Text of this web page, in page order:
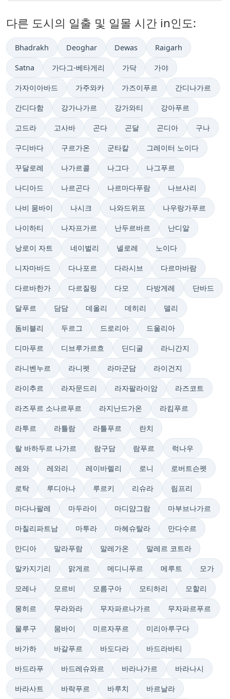
다른 도시의 일출 및 일몰 시간 in인도:
Bhadrakh Deoghar Dewas Raigarh
Satna 가다그-베타게리 가닥 가야
가자이아바드 가주와카 가즈이푸르 간디나가르
간디다함 강가나가르 강가와티 강아푸르
고드라 고사바 곤다 곤달 곤디아 구나
구디바다 구르가온 군타칼 그레이터 노이다
꾸달로레 나가르콜 나그다 나그푸르
나디아드 나르곤다 나르마다푸람 나브사리
나비 뭄바이 나시크 나와드위프 나우랑가푸르
나이하티 나자프가르 난두르바르 난디알
낭로이 자트 네이벌리 넬로레 노이다
니자마바드 다나포르 다라시브 다르마바람
다르바한가 다르질링 다모 다방게레 단바드
달푸르 담담 데올리 데히리 델리
돔비블리 두르그 드로리아 드울리아
디마푸르 디브루가르흐 딘디굴 라니간지
라니벤누르 라니펫 라마군담 라이건지
라이추르 라자문드리 라자팔라이암 라즈코트
라즈푸르 소나르푸르 라지난드가온 라킴푸르
라투르 라틀람 라틀푸르 란치
랄 바하두르 나가르 람구담 람푸르 럭나우
레와 레와리 레이바렐리 로니 로버트슨펫
로탁 루디아나 루르키 리슈라 림프리
마다나팔레 마두라이 마디얌그람 마부브나가르
마칠리파트남 마투라 마헤슈탈라 만다수르
만디아 말라푸람 말레가온 말레르 코트라
말카지기리 맑게르 메디니푸르 메루트 모가
모레나 모르비 모름구아 모티하리 모할리
몽히르 무라와라 무자파르나가르 무자파르푸르
물루구 뭄바이 미르자푸르 미리아루구다
바가하 바갈푸르 바도다라 바드라바티
바드라푸 바드레슈와르 바라나가르 바라나시
바라사트 바락푸르 바루치 바르날라